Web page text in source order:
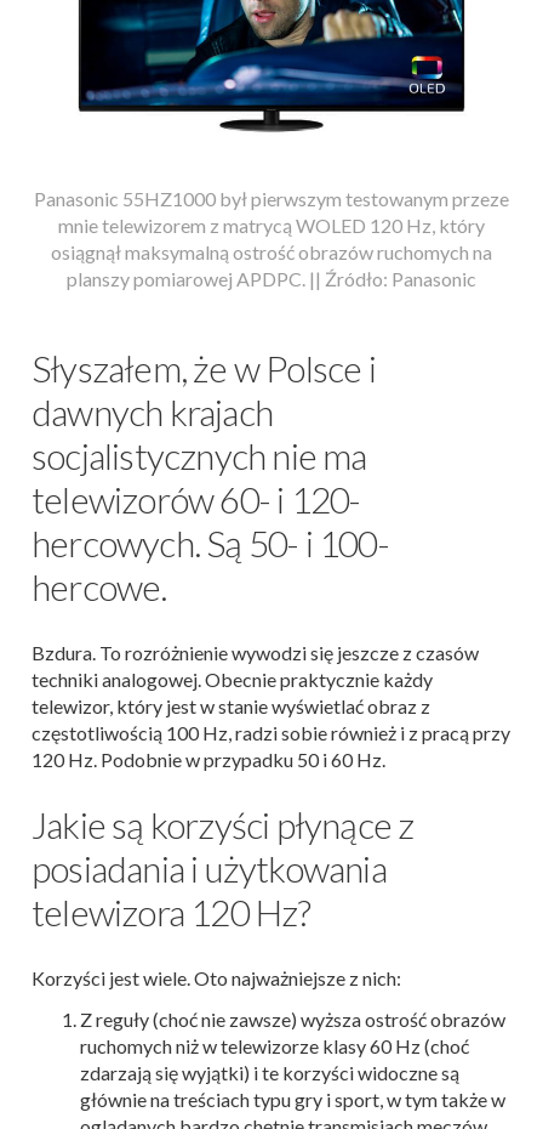
Panasonic 55HZ1000 był pierwszym testowanym przeze
mnie telewizorem z matrycą WOLED 120 Hz, który
osiągnął maksymalną ostrość obrazów ruchomych na
planszy pomiarowej APDPC. || Źródło: Panasonic
Słyszałem, że w Polsce i
dawnych krajach
socjalistycznych nie ma
telewizorów 60- i 120-
hercowych. Są 50- i 100-
hercowe.
Bzdura. To rozróżnienie wywodzi się jeszcze z czasów
techniki analogowej. Obecnie praktycznie każdy
telewizor, który jest w stanie wyświetlać obraz z
częstotliwością 100 Hz, radzi sobie również i z pracą przy
120 Hz. Podobnie w przypadku 50 i 60 Hz.
Jakie są korzyści płynące z
posiadania i użytkowania
telewizora 120 Hz?
Korzyści jest wiele. Oto najważniejsze z nich:
Z reguły (choć nie zawsze) wyższa ostrość obrazów
ruchomych niż w telewizorze klasy 60 Hz (choć
zdarzają się wyjątki) i te korzyści widoczne są
głównie na treściach typu gry i sport, w tym także w